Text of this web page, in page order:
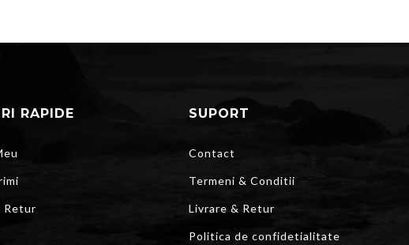
RAPIDE
Retur
SUPORT
Contact
Termeni & Conditii
Livrare & Retur
Politica de confidetialitate